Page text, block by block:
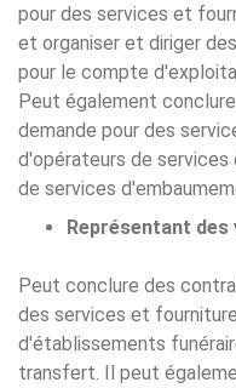
pour des services et
et organiser et diriger
pour le compte
Peut également
demande pour des
d'opérateurs de
de services
Représentant
Peut conclure des
des services et
d'établissements
transfert. Il peut